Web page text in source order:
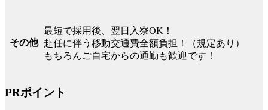
その他
最短で採用後、翌日入寮OK！
赴任に伴う移動交通費全額負担！（規定あり）
もちろんご自宅からの通勤も歓迎です！
PRポイント